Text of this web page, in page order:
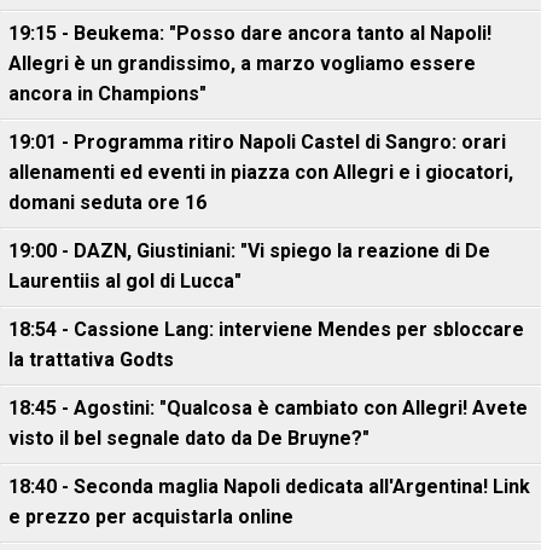
19:15 - Beukema: "Posso dare ancora tanto al Napoli!
Allegri è un grandissimo, a marzo vogliamo essere
ancora in Champions"
19:01 - Programma ritiro Napoli Castel di Sangro: orari
allenamenti ed eventi in piazza con Allegri e i giocatori,
domani seduta ore 16
19:00 - DAZN, Giustiniani: "Vi spiego la reazione di De
Laurentiis al gol di Lucca"
18:54 - Cassione Lang: interviene Mendes per sbloccare
la trattativa Godts
18:45 - Agostini: "Qualcosa è cambiato con Allegri! Avete
visto il bel segnale dato da De Bruyne?"
18:40 - Seconda maglia Napoli dedicata all'Argentina! Link
e prezzo per acquistarla online